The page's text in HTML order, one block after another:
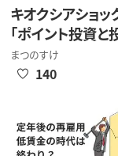
キオクシアショ
「ポイント投資
まつのすけ
140